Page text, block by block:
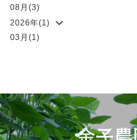
08月(3)
2026年(1)
03月(1)